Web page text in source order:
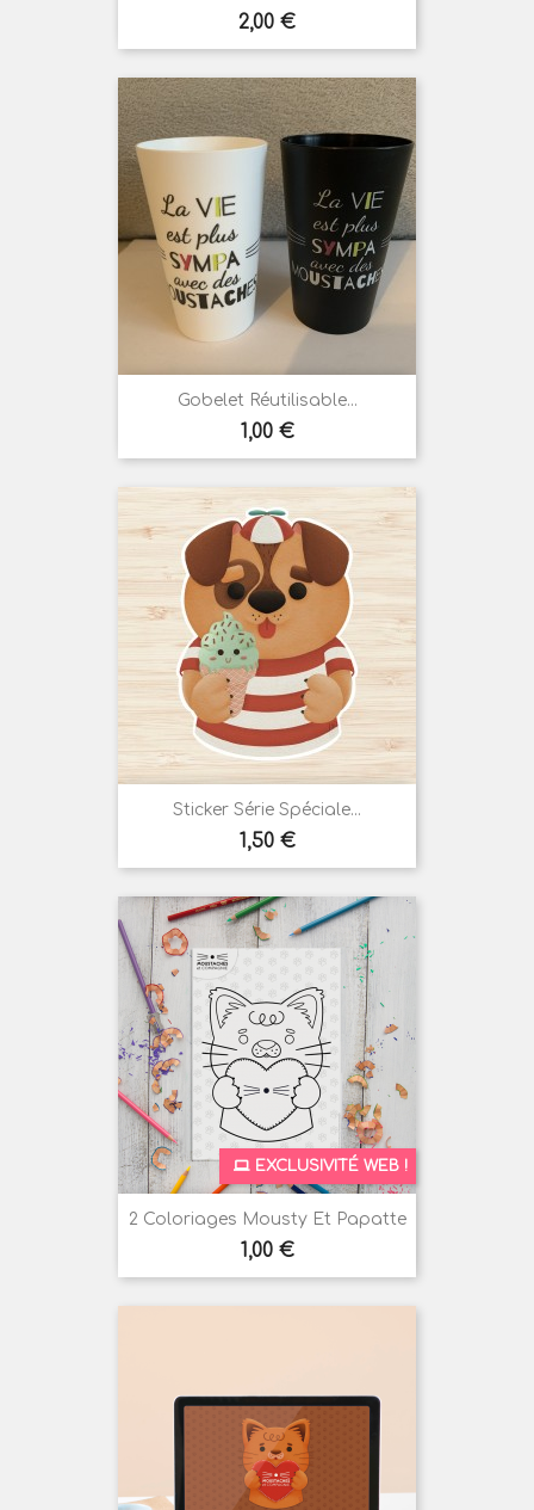
Prix
2,00 €
Gobelet Réutilisable...
Prix
1,00 €
Sticker Série Spéciale...
Prix
1,50 €
2 Coloriages Mousty Et Papatte
Prix
1,00 €
EXCLUSIVITÉ WEB !